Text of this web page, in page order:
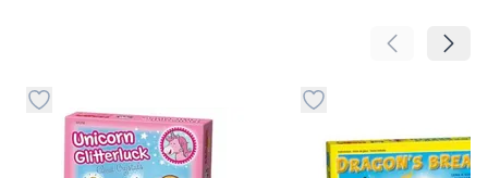
Pomeranje
Dugme za dodavanje stvari u kategoriju omiljeno
Dugme za dodavanje